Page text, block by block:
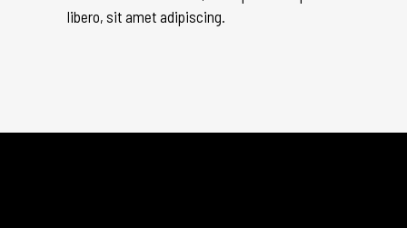
libero, sit amet adipiscing.